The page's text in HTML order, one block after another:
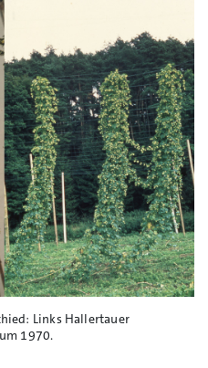
Links Hallertauer
1970.